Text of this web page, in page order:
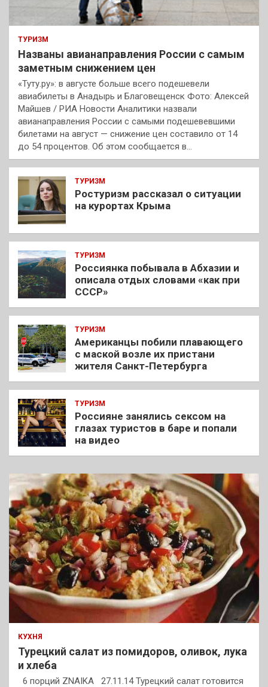
ТУРИЗМ
Названы авианаправления России с самым
заметным снижением цен
«Туту.ру»: в августе больше всего подешевели
авиабилеты в Анадырь и Благовещенск Фото: Алексей
Майшев / РИА Новости Аналитики назвали
авианаправления России с самыми подешевевшими
билетами на август — снижение цен составило от 14
до 54 процентов. Об этом сообщается в…
ТУРИЗМ
Ростуризм рассказал о ситуации
на курортах Крыма
ТУРИЗМ
Россиянка побывала в Абхазии и
описала отдых словами «как при
СССР»
ТУРИЗМ
Американцы побили плавающего
с маской возле их пристани
жителя Санкт-Петербурга
ТУРИЗМ
Россияне занялись сексом на
глазах туристов в баре и попали
на видео
КУХНЯ
Турецкий салат из помидоров, оливок, лука
и хлеба
6 порций ZNAIKA 27.11.14 Турецкий салат готовится